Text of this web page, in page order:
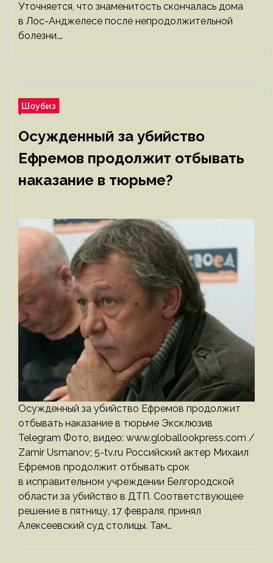
Уточняется, что знаменитость скончалась дома
в Лос-Анджелесе после непродолжительной
болезни.…
Шоубиз
Осужденный за убийство
Ефремов продолжит отбывать
наказание в тюрьме?
Осужденный за убийство Ефремов продолжит
отбывать наказание в тюрьме Эксклюзив
Telegram Фото, видео: www.globallookpress.com /
Zamir Usmanov; 5-tv.ru Российский актер Михаил
Ефремов продолжит отбывать срок
в исправительном учреждении Белгородской
области за убийство в ДТП. Соответствующее
решение в пятницу, 17 февраля, принял
Алексеевский суд столицы. Там…